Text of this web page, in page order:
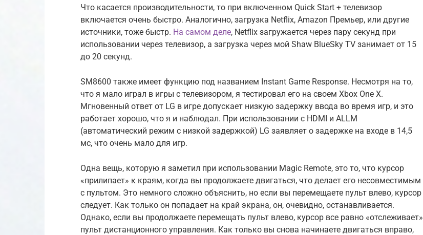
Что касается производительности, то при включенном Quick Start + телевизор
включается очень быстро. Аналогично, загрузка Netflix, Amazon Премьер, или другие
источники, тоже быстр. На самом деле, Netflix загружается через пару секунд при
использовании через телевизор, а загрузка через мой Shaw BlueSky TV занимает от 15
до 20 секунд.
SM8600 также имеет функцию под названием Instant Game Response. Несмотря на то,
что я мало играл в игры с телевизором, я тестировал его на своем Xbox One X.
Мгновенный ответ от LG в игре допускает низкую задержку ввода во время игр, и это
работает хорошо, что я и наблюдал. При использовании с HDMI и ALLM
(автоматический режим с низкой задержкой) LG заявляет о задержке на входе в 14,5
мс, что очень мало для игр.
Одна вещь, которую я заметил при использовании Magic Remote, это то, что курсор
«прилипает» к краям, когда вы продолжаете двигаться, что делает его несовместимым
с пультом. Это немного сложно объяснить, но если вы перемещаете пульт влево, курсор
следует. Как только он попадает на край экрана, он, очевидно, останавливается.
Однако, если вы продолжаете перемещать пульт влево, курсор все равно «отслеживает»
пульт дистанционного управления. Как только вы снова начинаете двигаться вправо,